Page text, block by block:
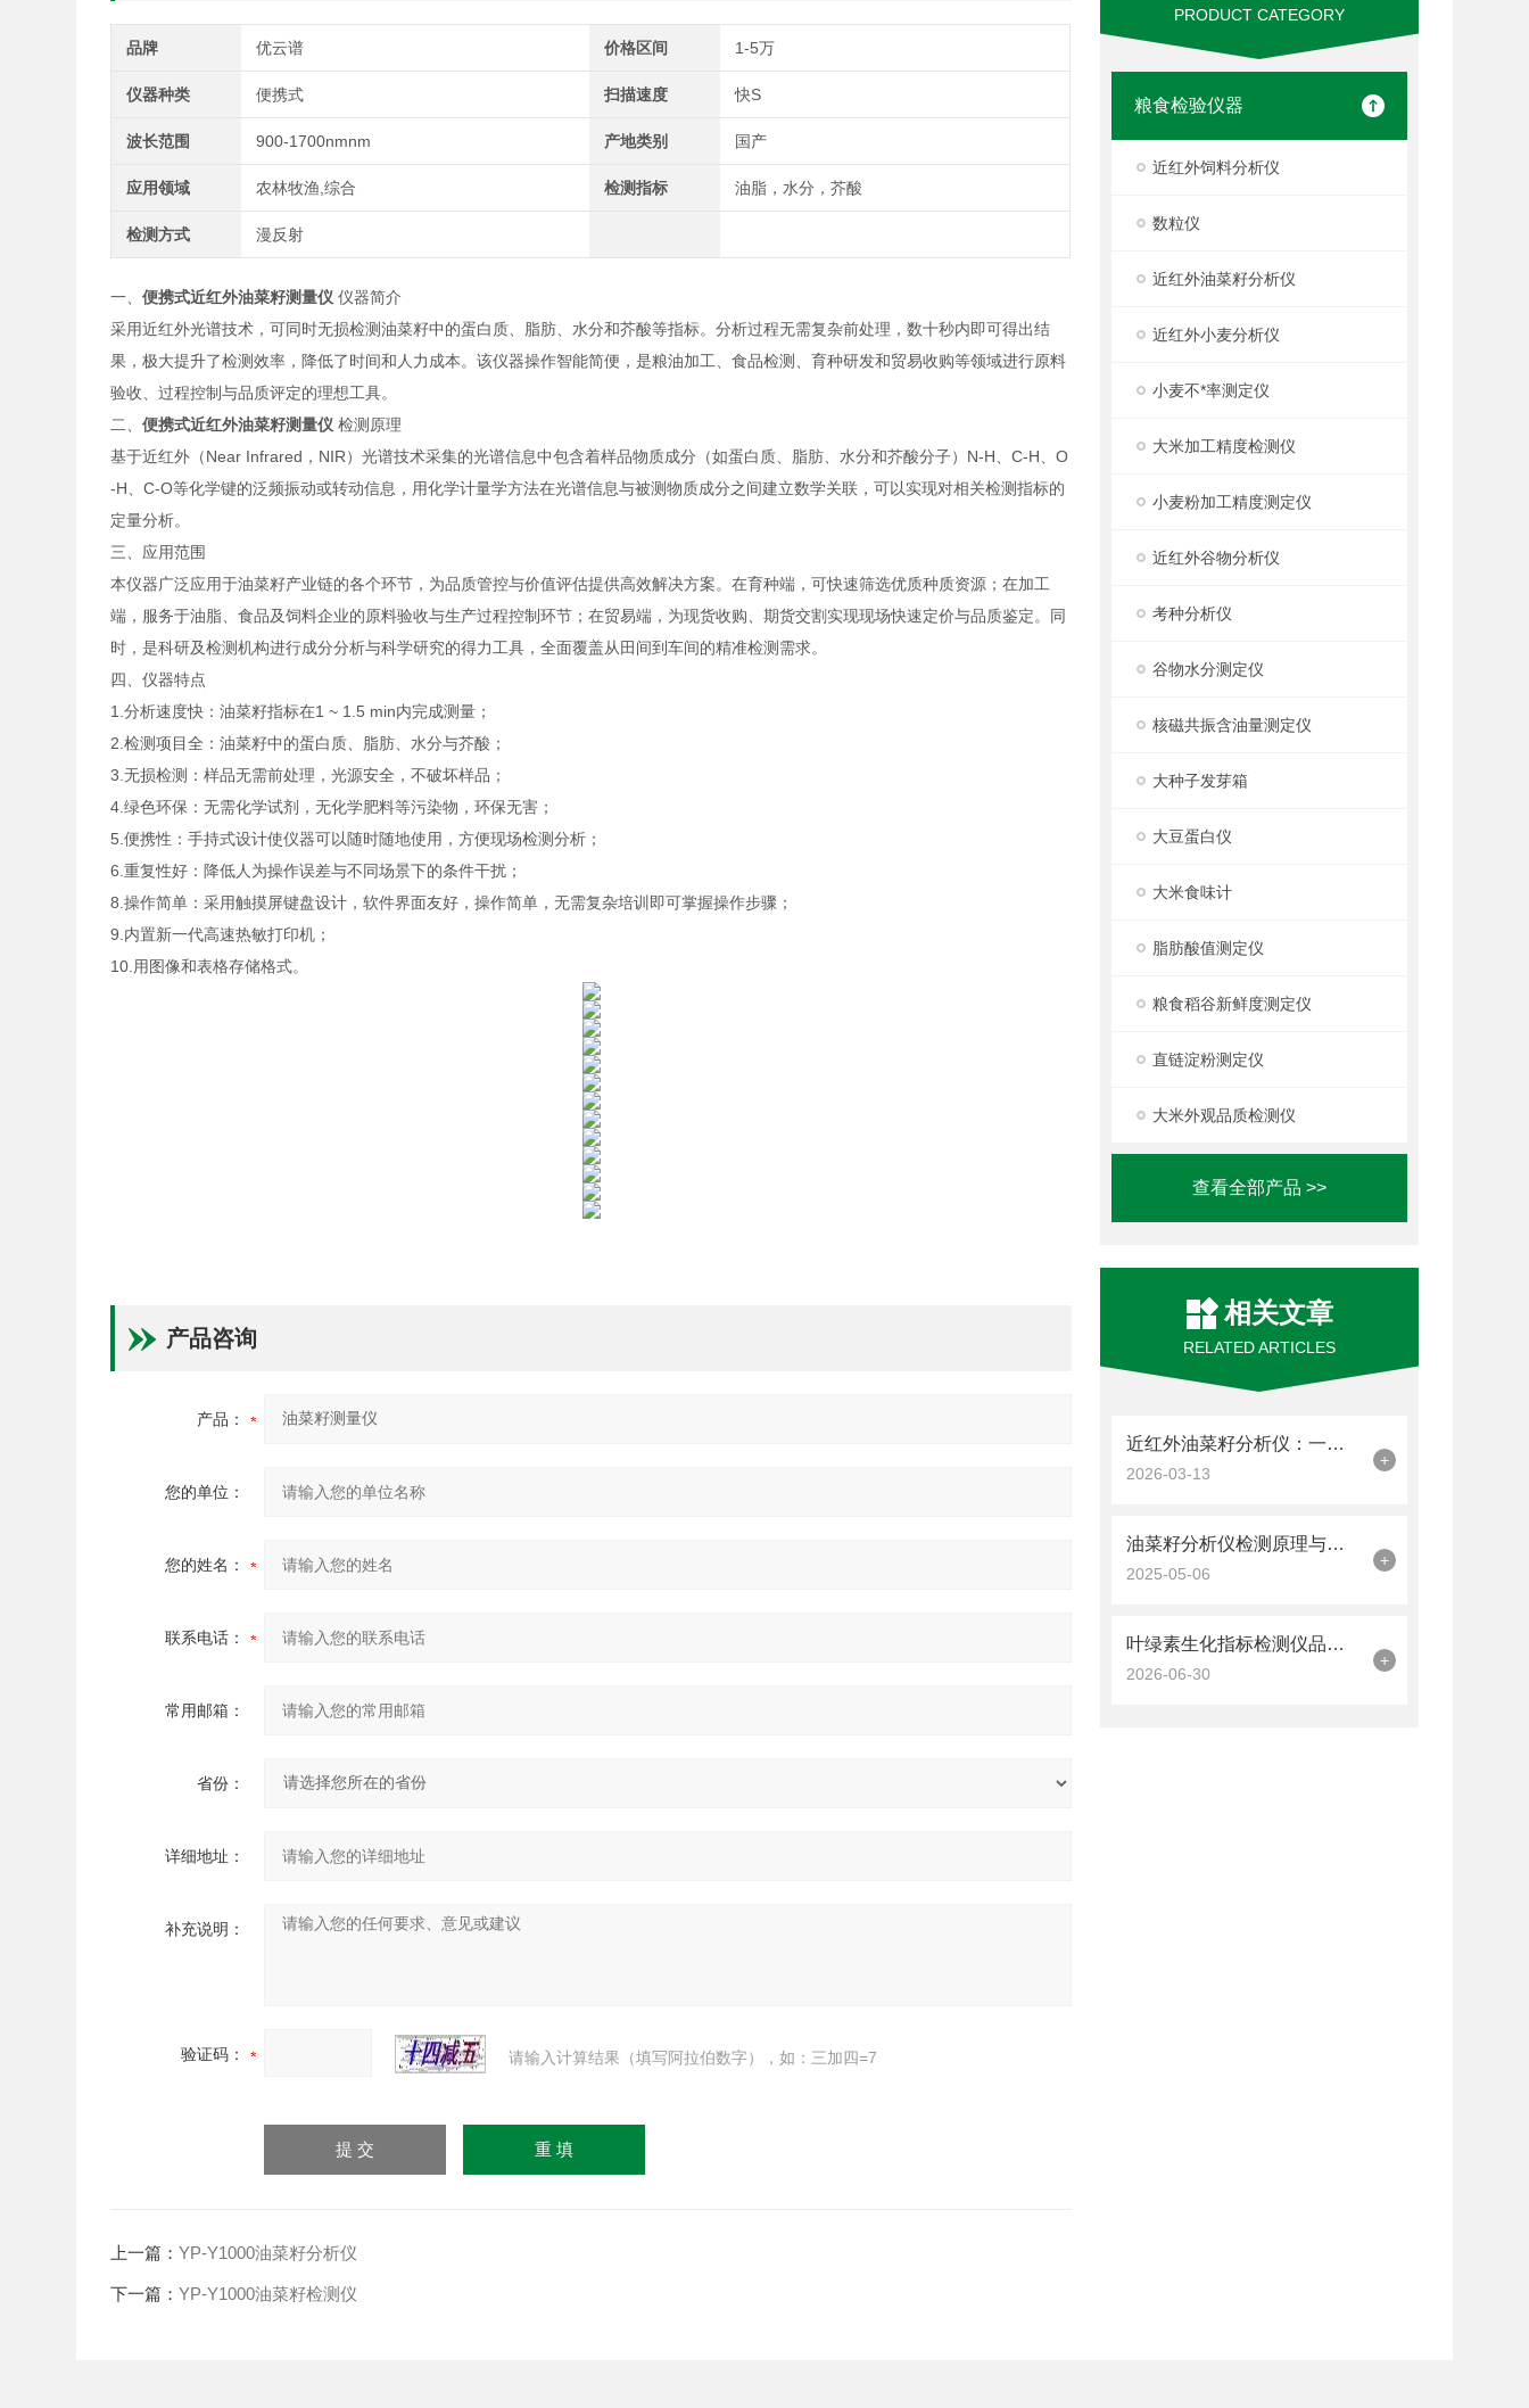
PRODUCT CATEGORY
粮食检验仪器
近红外饲料分析仪
数粒仪
近红外油菜籽分析仪
近红外小麦分析仪
小麦不*率测定仪
大米加工精度检测仪
小麦粉加工精度测定仪
近红外谷物分析仪
考种分析仪
谷物水分测定仪
核磁共振含油量测定仪
大种子发芽箱
大豆蛋白仪
大米食味计
脂肪酸值测定仪
粮食稻谷新鲜度测定仪
直链淀粉测定仪
大米外观品质检测仪
查看全部产品 >>
相关文章
RELATED ARTICLES
近红外油菜籽分析仪：一照即测，破解油料品质密码
2026-03-13
+
油菜籽分析仪检测原理与应用优势
2025-05-06
+
叶绿素生化指标检测仪品牌多参数同步测定技术解读
2026-06-30
+
品牌 优云谱 价格区间 1-5万
仪器种类 便携式 扫描速度 快S
波长范围 900-1700nmnm 产地类别 国产
应用领域 农林牧渔,综合 检测指标 油脂，水分，芥酸
检测方式 漫反射
一、便携式近红外油菜籽测量仪 仪器简介
采用近红外光谱技术，可同时无损检测油菜籽中的蛋白质、脂肪、水分和芥酸等指标。分析过程无需复杂前处理，数十秒内即可得出结
果，极大提升了检测效率，降低了时间和人力成本。该仪器操作智能简便，是粮油加工、食品检测、育种研发和贸易收购等领域进行原料
验收、过程控制与品质评定的理想工具。
二、便携式近红外油菜籽测量仪 检测原理
基于近红外（Near Infrared，NIR）光谱技术采集的光谱信息中包含着样品物质成分（如蛋白质、脂肪、水分和芥酸分子）N-H、C-H、O
-H、C-O等化学键的泛频振动或转动信息，用化学计量学方法在光谱信息与被测物质成分之间建立数学关联，可以实现对相关检测指标的
定量分析。
三、应用范围
本仪器广泛应用于油菜籽产业链的各个环节，为品质管控与价值评估提供高效解决方案。在育种端，可快速筛选优质种质资源；在加工
端，服务于油脂、食品及饲料企业的原料验收与生产过程控制环节；在贸易端，为现货收购、期货交割实现现场快速定价与品质鉴定。同
时，是科研及检测机构进行成分分析与科学研究的得力工具，全面覆盖从田间到车间的精准检测需求。
四、仪器特点
1.分析速度快：油菜籽指标在1 ~ 1.5 min内完成测量；
2.检测项目全：油菜籽中的蛋白质、脂肪、水分与芥酸；
3.无损检测：样品无需前处理，光源安全，不破坏样品；
4.绿色环保：无需化学试剂，无化学肥料等污染物，环保无害；
5.便携性：手持式设计使仪器可以随时随地使用，方便现场检测分析；
6.重复性好：降低人为操作误差与不同场景下的条件干扰；
8.操作简单：采用触摸屏键盘设计，软件界面友好，操作简单，无需复杂培训即可掌握操作步骤；
9.内置新一代高速热敏打印机；
10.用图像和表格存储格式。
产品咨询
产品：
您的单位：
您的姓名：
联系电话：
常用邮箱：
省份：
详细地址：
补充说明：
验证码： 请输入计算结果（填写阿拉伯数字），如：三加四=7
上一篇：YP-Y1000油菜籽分析仪
下一篇：YP-Y1000油菜籽检测仪